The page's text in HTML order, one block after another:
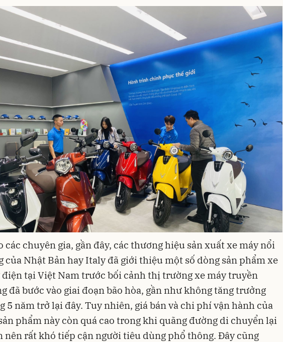
các chuyên gia, gần đây, các thương hiệu sản xuất xe máy nổi
của Nhật Bản hay Italy đã giới thiệu một số dòng sản phẩm xe
điện tại Việt Nam trước bối cảnh thị trường xe máy truyền
đã bước vào giai đoạn bão hòa, gần như không tăng trưởng
5 năm trở lại đây. Tuy nhiên, giá bán và chi phí vận hành của
phẩm này còn quá cao trong khi quãng đường di chuyển lại
nên rất khó tiếp cận người tiêu dùng phổ thông. Đây cũng